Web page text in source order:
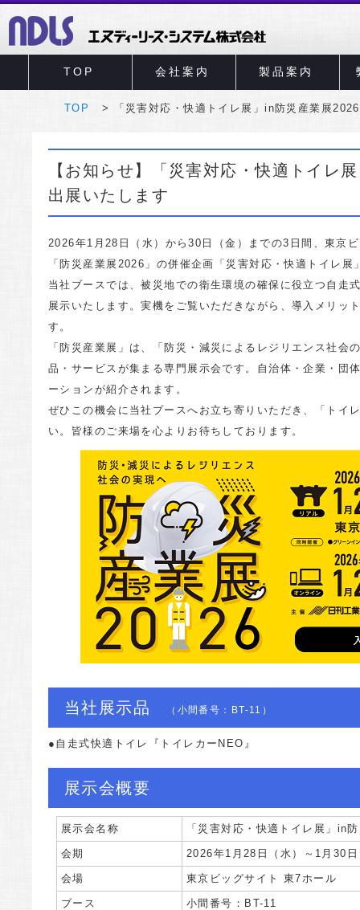
TOP 会社案内 製品案内
TOP 「災害対応・快適トイレ展」in防災産業展
【お知らせ】「災害対応・快適トイレ
出展いたします
2026年1月28日（水）から30日（金）までの3日間、東京
「防災産業展2026」の併催企画「災害対応・快適トイレ展
当社ブースでは、被災地での衛生環境の確保に役立つ自走
展示いたします。実機をご覧いただきながら、導入メリッ
す。
「防災産業展」は、「防災・減災によるレジリエンス社会
品・サービスが集まる専門展示会です。自治体・企業・団
ーションが紹介されます。
ぜひこの機会に当社ブースへお立ち寄りいただき、「トイ
い。皆様のご来場を心よりお待ちしております。
当社展示品 （小間番号：BT-11）
●自走式快適トイレ『トイレカーNEO』
展示会概要
展示会名称 「災害対応・快適トイレ展」in
会期 2026年1月28日（水）～1月30
会場 東京ビッグサイト 東7ホール
ブース 小間番号：BT-11